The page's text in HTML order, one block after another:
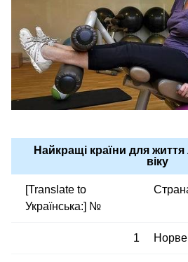
Найкращі країни для
віку
[Translate to
Українська:] №
1